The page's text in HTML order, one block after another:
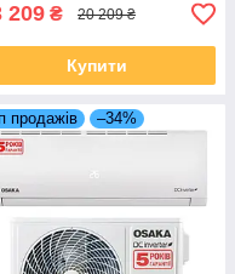
209 ₴ 20 209 ₴
Купити
продажів –34%